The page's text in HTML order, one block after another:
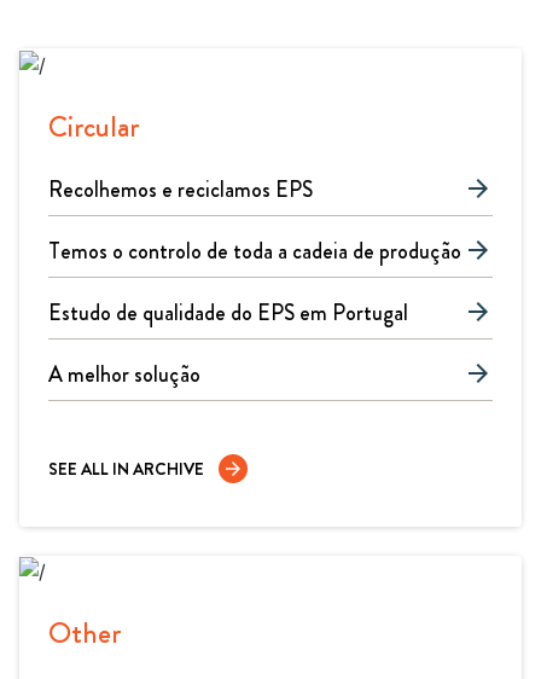
Circular
Recolhemos e reciclamos EPS arrow_forward
Temos o controlo de toda a cadeia de produção arrow_forward
Estudo de qualidade do EPS em Portugal arrow_forward
A melhor solução arrow_forward
SEE ALL IN ARCHIVE arrow_forward
Other